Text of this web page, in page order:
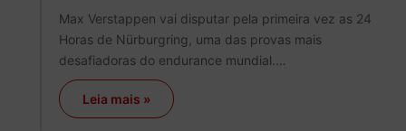
Max Verstappen vai disputar pela primeira vez as 24
Horas de Nürburgring, uma das provas mais
desafiadoras do endurance mundial.…
Leia mais »